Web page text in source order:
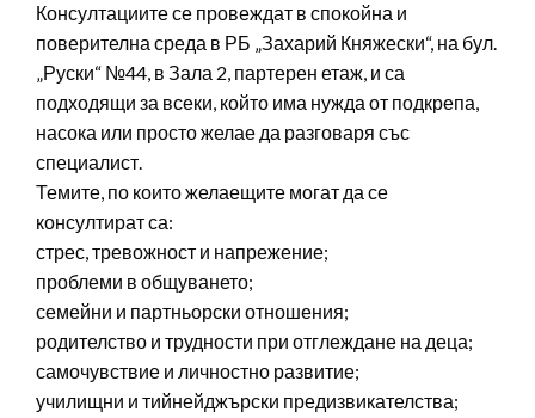
Консултациите се провеждат в спокойна и
поверителна среда в РБ „Захарий Княжески“, на бул.
„Руски“ №44, в Зала 2, партерен етаж, и са
подходящи за всеки, който има нужда от подкрепа,
насока или просто желае да разговаря със
специалист.
Темите, по които желаещите могат да се
консултират са:
стрес, тревожност и напрежение;
проблеми в общуването;
семейни и партньорски отношения;
родителство и трудности при отглеждане на деца;
самочувствие и личностно развитие;
училищни и тийнейджърски предизвикателства;